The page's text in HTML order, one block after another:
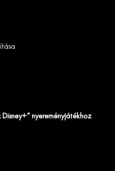
Disney+” nyereményjátékhoz